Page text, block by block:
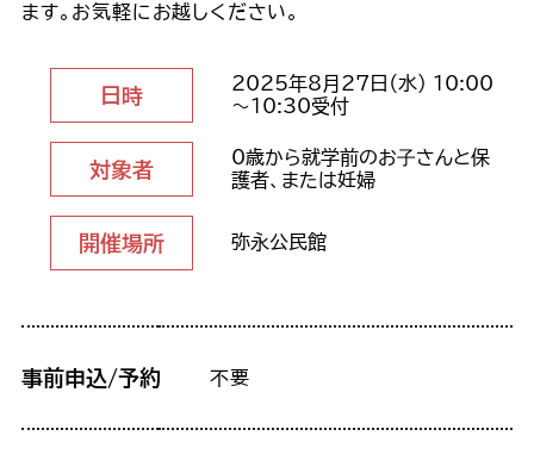
ます。お気軽にお越しください。
日時
2025年8月27日（水） 10:00
～10:30受付
対象者
0歳から就学前のお⼦さんと保
護者、または妊婦
開催場所 弥永公民館
事前申込/予約 不要